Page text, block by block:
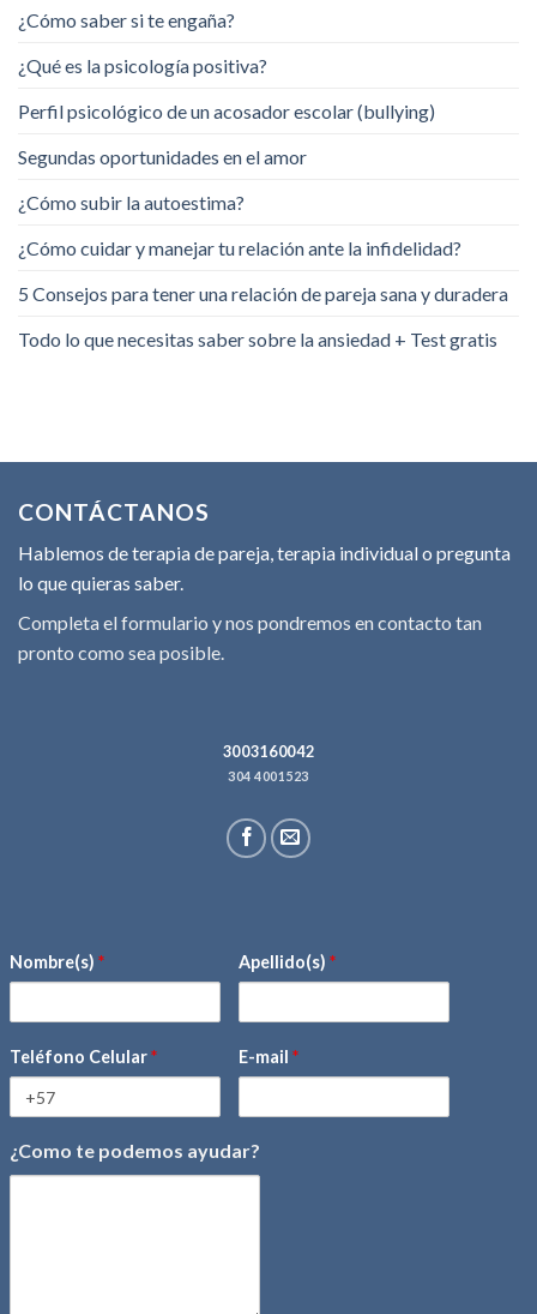
¿Cómo saber si te engaña?
¿Qué es la psicología positiva?
Perfil psicológico de un acosador escolar (bullying)
Segundas oportunidades en el amor
¿Cómo subir la autoestima?
¿Cómo cuidar y manejar tu relación ante la infidelidad?
5 Consejos para tener una relación de pareja sana y duradera
Todo lo que necesitas saber sobre la ansiedad + Test gratis
CONTÁCTANOS
Hablemos de terapia de pareja, terapia individual o pregunta
lo que quieras saber.
Completa el formulario y nos pondremos en contacto tan
pronto como sea posible.
3003160042
304 4001523
Nombre(s) * Apellido(s) *
Teléfono Celular* E-mail *
¿Como te podemos ayudar?